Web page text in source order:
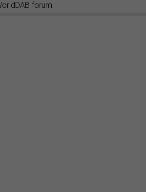
forum